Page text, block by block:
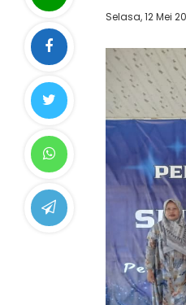
Selasa, 12 Mei